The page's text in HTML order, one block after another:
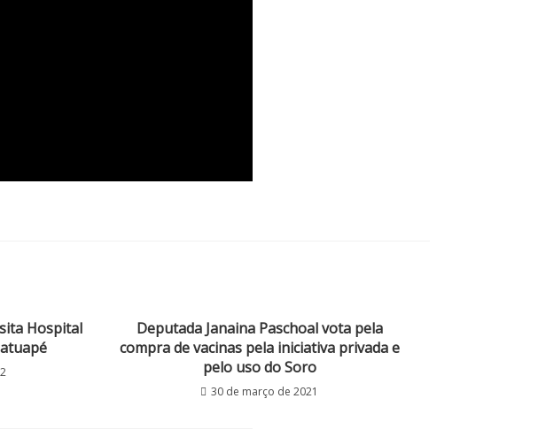
Hospital
Deputada Janaina Paschoal vota pela
compra de vacinas pela iniciativa privada e
pelo uso do Soro
30 de março de 2021